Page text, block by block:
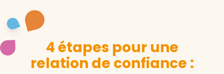
4 étapes pour une
relation de confiance :